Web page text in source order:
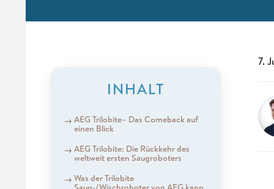
INHALT
AEG Trilobite– Das Comeback auf
einen Blick
AEG Trilobite: Die Rückkehr des
weltweit ersten Saugroboters
Was der Trilobite
7.